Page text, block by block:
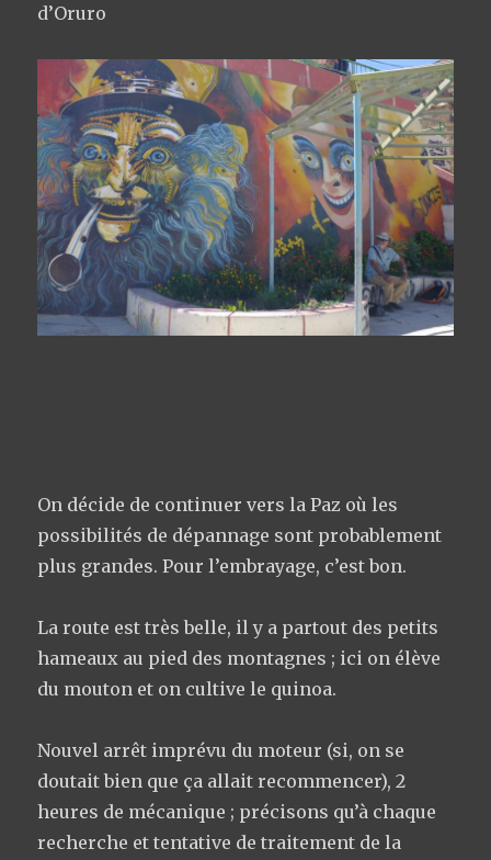
d’Oruro
On décide de continuer vers la Paz où les
possibilités de dépannage sont probablement
plus grandes. Pour l’embrayage, c’est bon.
La route est très belle, il y a partout des petits
hameaux au pied des montagnes ; ici on élève
du mouton et on cultive le quinoa.
Nouvel arrêt imprévu du moteur (si, on se
doutait bien que ça allait recommencer), 2
heures de mécanique ; précisons qu’à chaque
recherche et tentative de traitement de la